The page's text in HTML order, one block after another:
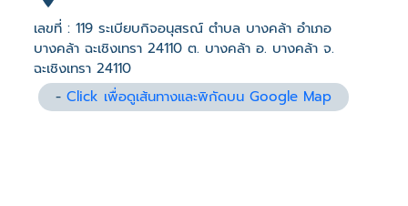
เลขที่ : 119 ระเบียบกิจอนุสรณ์ ตำบล บางคล้า อำเภอ
บางคล้า ฉะเชิงเทรา 24110 ต. บางคล้า อ. บางคล้า จ.
ฉะเชิงเทรา 24110
-Click เพื่อดูเส้นทางและพิกัดบน Google Map